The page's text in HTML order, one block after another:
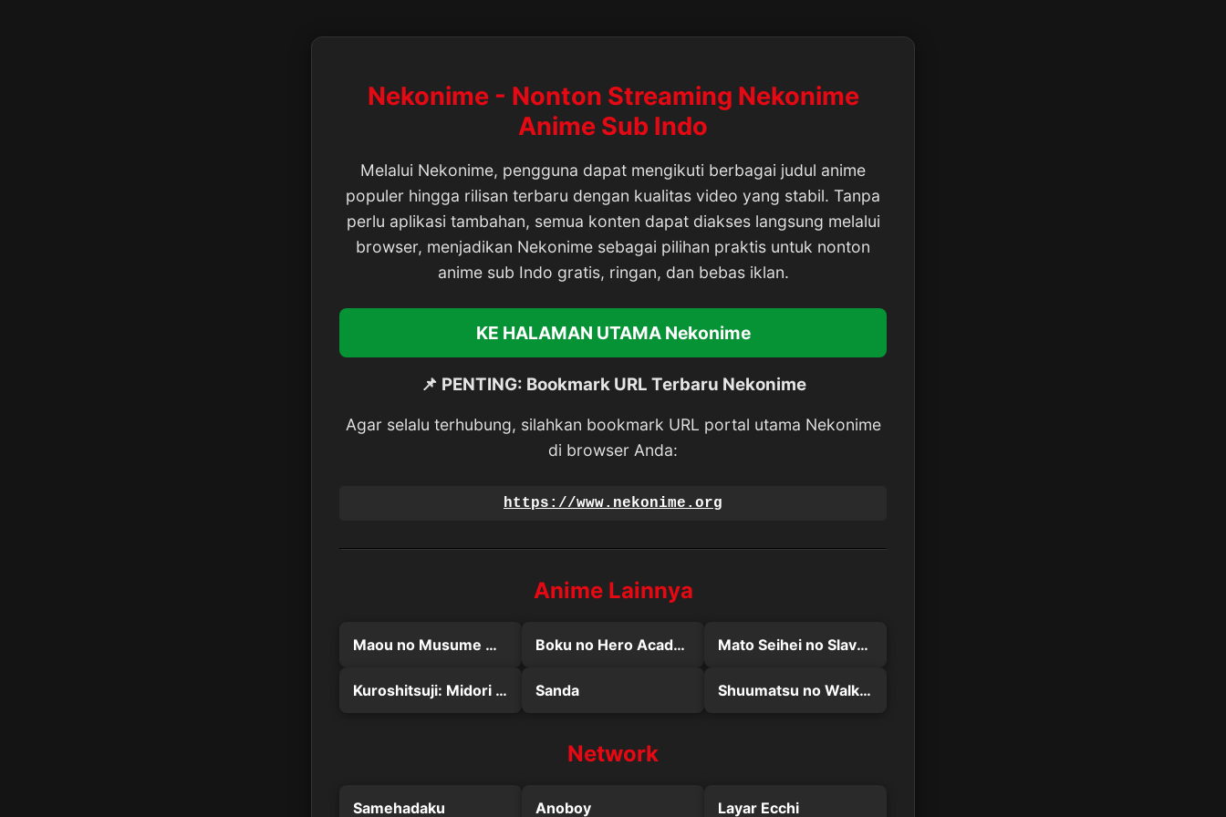
Nekonime - Nonton Streaming Nekonime
Anime Sub Indo
Melalui Nekonime, pengguna dapat mengikuti berbagai judul anime
populer hingga rilisan terbaru dengan kualitas video yang stabil. Tanpa
perlu aplikasi tambahan, semua konten dapat diakses langsung melalui
browser, menjadikan Nekonime sebagai pilihan praktis untuk nonton
anime sub Indo gratis, ringan, dan bebas iklan.
KE HALAMAN UTAMA Nekonime
📌 PENTING: Bookmark URL Terbaru Nekonime
Agar selalu terhubung, silahkan bookmark URL portal utama Nekonime
di browser Anda:
https://www.nekonime.org
Anime Lainnya
Maou no Musume wa Yasashisugiru!! Boku no Hero Academia the Movie 4: You're Next Mato Seihei no Slave Season 2
Kuroshitsuji: Midori no Majo-hen Sanda Shuumatsu no Walküre
Network
Samehadaku Anoboy Layar Ecchi